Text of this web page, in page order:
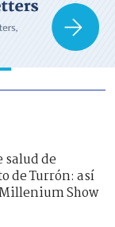
salud de
de Turrón: así
Show